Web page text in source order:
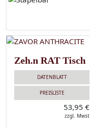
Zeh.n RAT Tisch
DATENBLATT
PREISLISTE
53,95 €
zzgl. Mwst